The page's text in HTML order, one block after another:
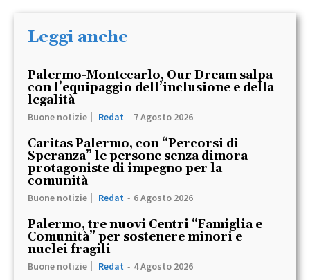
Leggi anche
Palermo-Montecarlo, Our Dream salpa
con l’equipaggio dell’inclusione e della
legalità
Buone notizie Redat - 7 Agosto 2026
Caritas Palermo, con “Percorsi di
Speranza” le persone senza dimora
protagoniste di impegno per la
comunità
Buone notizie Redat - 6 Agosto 2026
Palermo, tre nuovi Centri “Famiglia e
Comunità” per sostenere minori e
nuclei fragili
Buone notizie Redat - 4 Agosto 2026